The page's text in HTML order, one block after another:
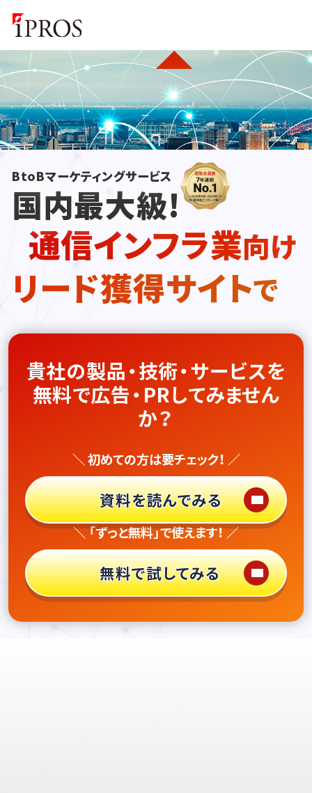
BtoBマーケティングサービス
国内最大級!
通信インフラ業向け
リード獲得サイトで
貴社の製品・技術・サービスを
無料で広告・PRしてみません
か？
＼ 初めての方は要チェック！ ／
資料を読んでみる
＼ 「ずっと無料」で使えます！ ／
無料で試してみる